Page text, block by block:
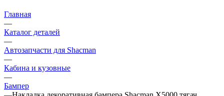
Главная
—
Каталог деталей
—
Автозапчасти для Shacman
—
Кабина и кузовные
—
Бампер